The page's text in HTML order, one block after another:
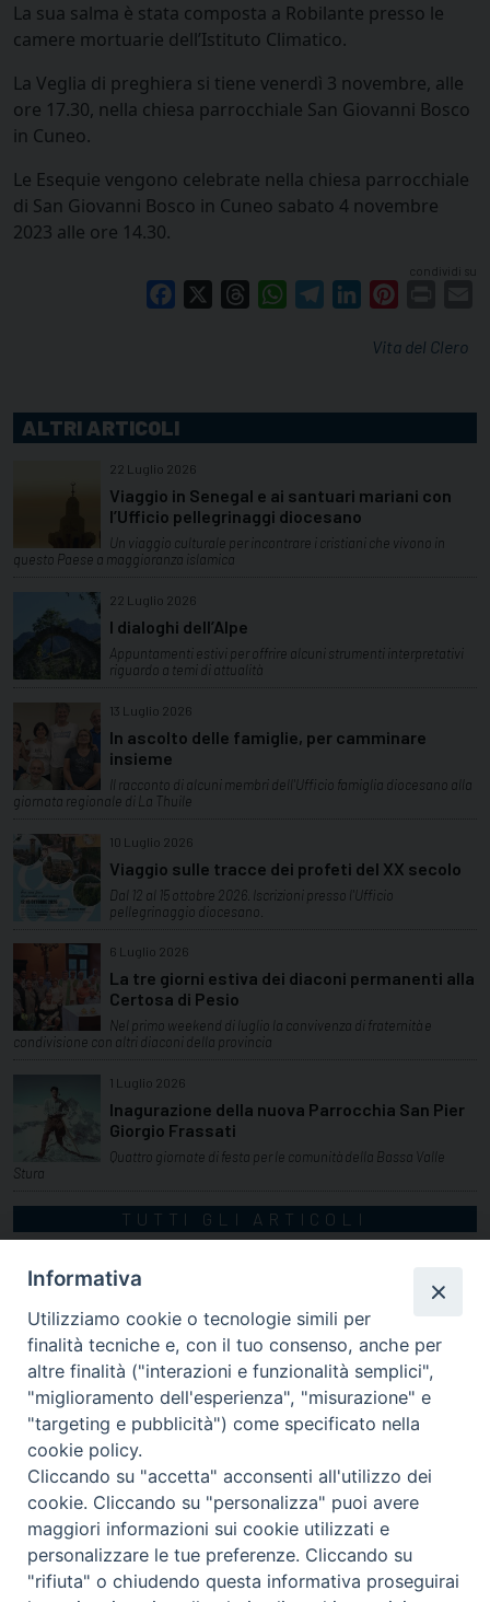
La sua salma è stata composta a Robilante presso le
camere mortuarie dell’Istituto Climatico.
La Veglia di preghiera si tiene venerdì 3 novembre, alle
ore 17.30, nella chiesa parrocchiale San Giovanni Bosco
in Cuneo.
Le Esequie vengono celebrate nella chiesa parrocchiale
di San Giovanni Bosco in Cuneo sabato 4 novembre
2023 alle ore 14.30.
condividi su
Facebook ThreadsWhatsAppTelegramLinkedIn
Vita del Clero
ALTRI ARTICOLI
22 Luglio 2026
Viaggio in Senegal e ai santuari mariani con
l’Ufficio pellegrinaggi diocesano
Un viaggio culturale per incontrare i cristiani che vivono in
questo Paese a maggioranza islamica
22 Luglio 2026
I dialoghi dell’Alpe
Appuntamenti estivi per offrire alcuni strumenti interpretativi
riguardo a temi di attualità
13 Luglio 2026
In ascolto delle famiglie, per camminare
insieme
Il racconto di alcuni membri dell'Ufficio famiglia diocesano alla
giornata regionale di La Thuile
10 Luglio 2026
Viaggio sulle tracce dei profeti del XX secolo
Dal 12 al 15 ottobre 2026. Iscrizioni presso l'Ufficio
pellegrinaggio diocesano.
6 Luglio 2026
La tre giorni estiva dei diaconi permanenti alla
Certosa di Pesio
Nel primo weekend di luglio la convivenza di fraternità e
condivisione con altri diaconi della provincia
1 Luglio 2026
Inagurazione della nuova Parrocchia San Pier
Giorgio Frassati
Quattro giornate di festa per le comunità della Bassa Valle
Stura
TUTTI GLI ARTICOLI
via Amedeo Rossi, 28 - 12100 Cuneo
segreteriagenerale@diocesicuneofossano.it
c.f. 96017380047
Informativa
Utilizziamo cookie o tecnologie simili per
finalità tecniche e, con il tuo consenso, anche per
altre finalità ("interazioni e funzionalità semplici",
"miglioramento dell'esperienza", "misurazione" e
"targeting e pubblicità") come specificato nella
cookie policy.
Cliccando su "accetta" acconsenti all'utilizzo dei
cookie. Cliccando su "personalizza" puoi avere
maggiori informazioni sui cookie utilizzati e
personalizzare le tue preferenze. Cliccando su
"rifiuta" o chiudendo questa informativa proseguirai